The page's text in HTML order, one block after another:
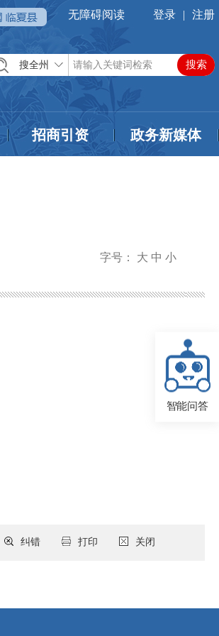
无障碍阅读 登录 | 注册
搜全州
招商引资 政务新媒体
字号： 大 中 小
关闭
打印
纠错
智能问答